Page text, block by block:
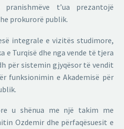
t’ua prezantojë
prokurorë publik.
integrale e vizitës studimore,
e Turqisë dhe nga vende të tjera
për sistemin gjyqësor të vendit
funksionimin e Akademisë për
u shënua me një takim me
Ozdemir dhe përfaqësuesit e